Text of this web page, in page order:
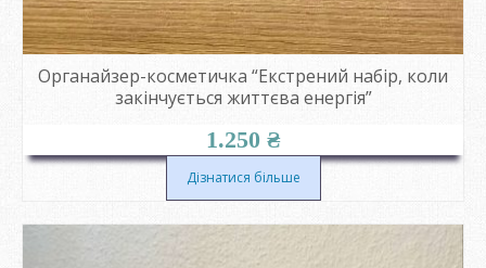
Органайзер-косметичка “Екстрений набір, коли
закінчується життєва енергія”
1.250 ₴
Дізнатися більше